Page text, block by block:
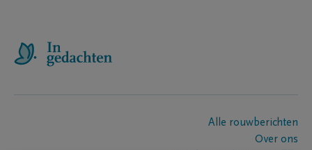
Alle rouwberichten
Over ons